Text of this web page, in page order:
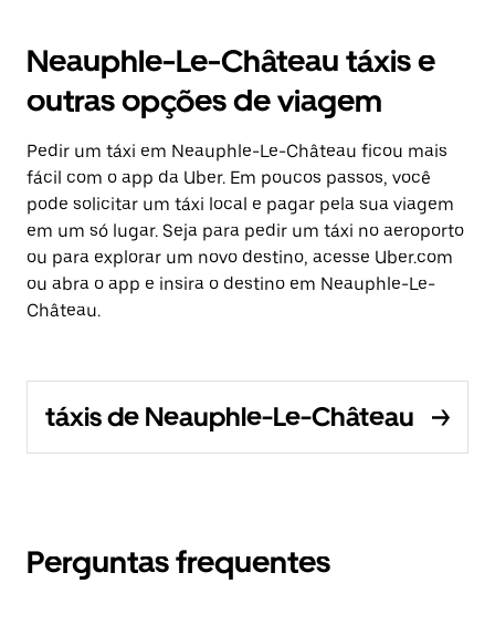
Neauphle-Le-Château táxis e
outras opções de viagem
Pedir um táxi em Neauphle-Le-Château ficou mais
fácil com o app da Uber. Em poucos passos, você
pode solicitar um táxi local e pagar pela sua viagem
em um só lugar. Seja para pedir um táxi no aeroporto
ou para explorar um novo destino, acesse Uber.com
ou abra o app e insira o destino em Neauphle-Le-
Château.
táxis de Neauphle-Le-Château
Perguntas frequentes